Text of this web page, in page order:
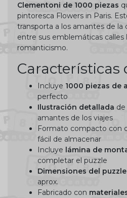
Clementoni de 1000 piezas
pintoresca Flowers in Paris.
transporta a los amantes de la
entre sus emblemáticas calles
romanticismo.
Características
Incluye 1000 piezas de
perfecto
Ilustración detallada de
amantes de los viajes
Formato compacto con
fácil de almacenar
Incluye lámina de
completar el puzzle
Dimensiones del
aprox.
Fabricado con